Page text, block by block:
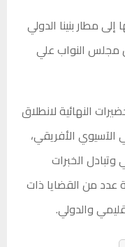
مطار بنينا الدولي
مجلس النواب علي
النهائية لانطلاق
الآسيوي الأفريقي،
وتبادل الخبرات
عدد من القضايا ذات
والدولي.